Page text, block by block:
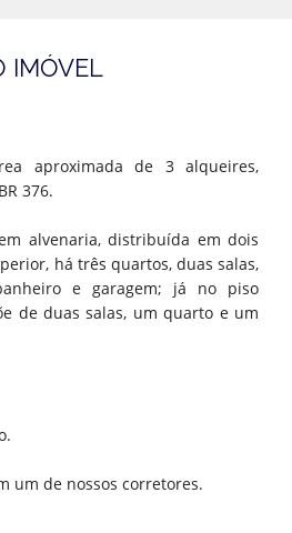
IMÓVEL
aproximada de 3 alqueires,
376.
alvenaria, distribuída em dois
há três quartos, duas salas,
e garagem; já no piso
de duas salas, um quarto e um
um de nossos corretores.